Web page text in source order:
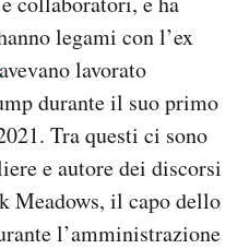
legami con l’ex
avevano lavorato
durante il suo primo
Tra questi ci sono
e autore dei discorsi
Meadows, il capo dello
l’amministrazione